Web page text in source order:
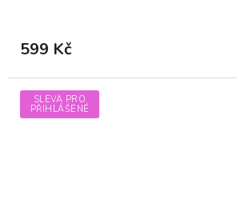
599 Kč
SLEVA PRO
PŘIHLÁŠENÉ